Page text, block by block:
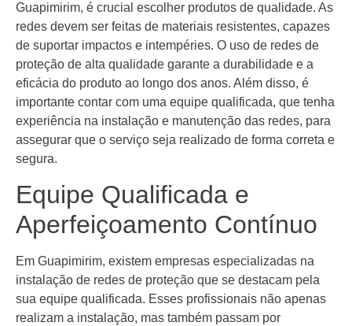
Guapimirim, é crucial escolher produtos de qualidade. As
redes devem ser feitas de materiais resistentes, capazes
de suportar impactos e intempéries. O uso de redes de
proteção de alta qualidade garante a durabilidade e a
eficácia do produto ao longo dos anos. Além disso, é
importante contar com uma equipe qualificada, que tenha
experiência na instalação e manutenção das redes, para
assegurar que o serviço seja realizado de forma correta e
segura.
Equipe Qualificada e
Aperfeiçoamento Contínuo
Em Guapimirim, existem empresas especializadas na
instalação de redes de proteção que se destacam pela
sua equipe qualificada. Esses profissionais não apenas
realizam a instalação, mas também passam por